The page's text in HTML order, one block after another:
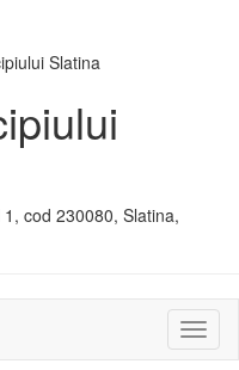
cod 230080, Slatina,
sau